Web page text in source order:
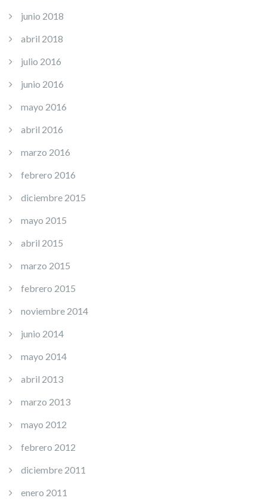
junio 2018
abril 2018
julio 2016
junio 2016
mayo 2016
abril 2016
marzo 2016
febrero 2016
diciembre 2015
mayo 2015
abril 2015
marzo 2015
febrero 2015
noviembre 2014
junio 2014
mayo 2014
abril 2013
marzo 2013
mayo 2012
febrero 2012
diciembre 2011
enero 2011